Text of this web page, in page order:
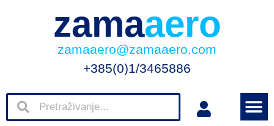
zamaaero
zamaaero@zamaaero.com
+385(0)1/3465886